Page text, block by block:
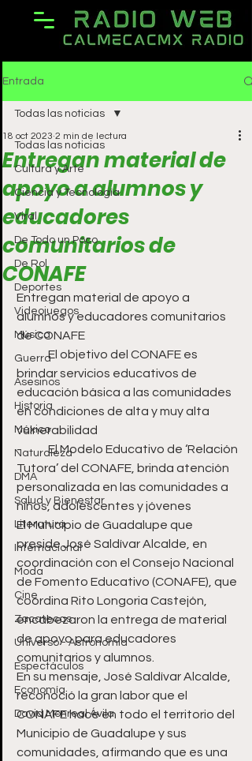
Entrada
Todas las noticias
Cultura y Arte
Ciencia y Tecnología
Viral
De Todo un Poco
De Rol
Deportes
Videojuegos
Música
Guerra
Asesinos
Historia
México
Naturaleza
DMA
Salud y Bienestar
Literatura
Internacional
Moda
Cine
Zacatecas
Universo - Astronomía
Espectáculos
Economía
David Monreal Ávila
Todas las noticias
Entregan material de
apoyo a alumnos y
educadores
comunitarios de
CONAFE
18 oct 2023 2 min de lectura
Entregan material de apoyo a
alumnos y educadores comunitarios
de CONAFE
-	El objetivo del CONAFE es
brindar servicios educativos de
educación básica a las comunidades
en condiciones de alta y muy alta
vulnerabilidad
-	El Modelo Educativo de ‘Relación
Tutora’ del CONAFE, brinda atención
personalizada en las comunidades a
niños, adolescentes y jóvenes
El Municipio de Guadalupe que
preside José Saldívar Alcalde, en
coordinación con el Consejo Nacional
de Fomento Educativo (CONAFE), que
coordina Rito Longoria Castejón,
encabezaron la entrega de material
de apoyo para educadores
comunitarios y alumnos.
En su mensaje, José Saldívar Alcalde,
reconoció la gran labor que el
CONAFE hace en todo el territorio del
Municipio de Guadalupe y sus
comunidades, afirmando que es una